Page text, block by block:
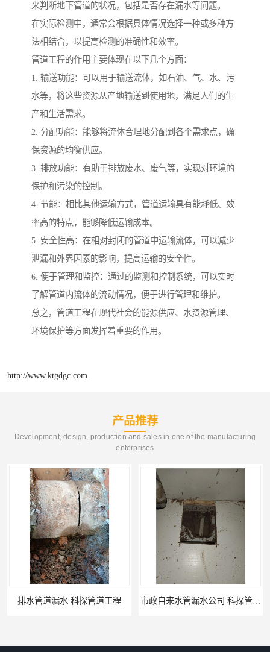
来判断地下管道的状况，包括是否存在漏水等问题。
在实际检测中，通常会根据具体情况选择一种或多种方
法相结合，以提高检测的准确性和效率。
管道工程的作用主要体现在以下几个方面：
1. 输送功能：可以用于输送流体，如石油、气、水、污
水等，将这些资源从产地输送到使用地，满足人们的生
产和生活需求。
2. 分配功能：能够将流体合理地分配到各个需求点，确
保资源的均衡供应。
3. 排放功能：有助于排放废水、废气等，实现对环境的
保护和污染的控制。
4. 节能：相比其他运输方式，管道运输具有能耗低、效
率高的特点，能够降低运输成本。
5. 安全性高：在相对封闭的管道中运输流体，可以减少
泄漏和外界因素的影响，提高运输的安全性。
6. 便于管理和监控：通过的监测和控制系统，可以实时
了解管道内流体的流动情况，便于进行管理和维护。
总之，管道工程在现代社会的能源供应、水资源管理、
环境保护等方面发挥着重要的作用。
http://www.ktgdgc.com
产品推荐
Development, design, production and sales in one of the manufacturing
enterprises
排水管道漏水 科探管道工程 市政自来水管漏水公司 科探管道工程